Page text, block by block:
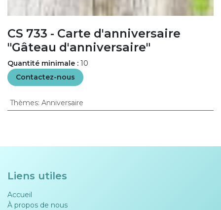
CS 733 - Carte d'anniversaire
"Gâteau d'anniversaire"
Quantité minimale : 10
Contactez-nous
Thèmes: Anniversaire
Liens utiles
Accueil
À propos de nous